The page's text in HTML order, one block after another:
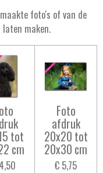
foto's of van de
maken.
tot
cm
Foto
afdruk
20x20 tot
20x30 cm
€ 5,75